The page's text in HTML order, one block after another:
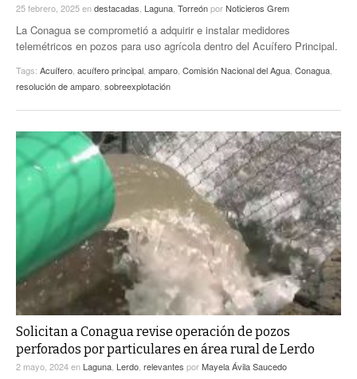
25 febrero, 2025endestacadas, Laguna, TorreónporNoticieros Grem
La Conagua se comprometió a adquirir e instalar medidores
telemétricos en pozos para uso agrícola dentro del Acuífero Principal.
Tags: Acuífero, acuífero principal, amparo, Comisión Nacional del Agua, Conagua,
resolución de amparo, sobreexplotación
Solicitan a Conagua revise operación de pozos
perforados por particulares en área rural de Lerdo
2 mayo, 2024en Laguna Lerdo relevantes porMayela Ávila Saucedo